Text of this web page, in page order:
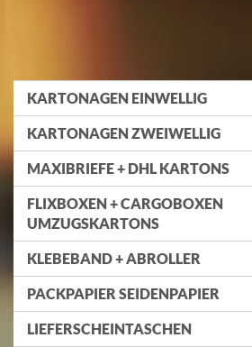
KARTONAGEN EINWELLIG
KARTONAGEN ZWEIWELLIG
MAXIBRIEFE + DHL KARTONS
FLIXBOXEN + CARGOBOXEN
UMZUGSKARTONS
KLEBEBAND + ABROLLER
PACKPAPIER SEIDENPAPIER
LIEFERSCHEINTASCHEN